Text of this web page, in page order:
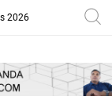
2026